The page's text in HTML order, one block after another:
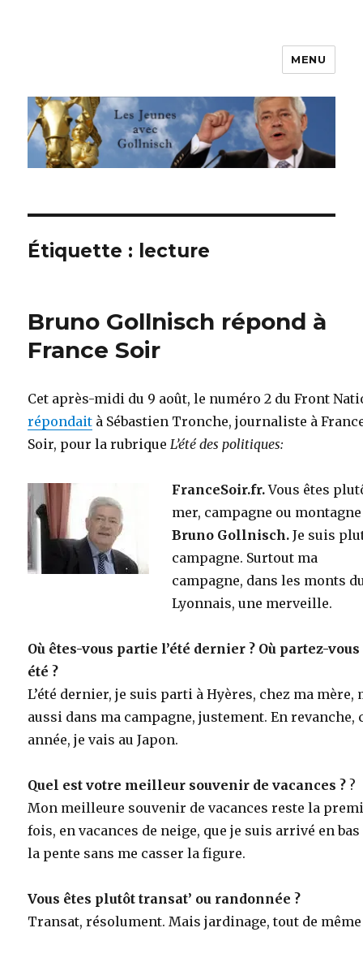
Les jeunes avec Gollnisch
MENU
Étiquette : lecture
Bruno Gollnisch répond à
France Soir
Cet après-midi du 9 août, le numéro 2 du Front
répondait à Sébastien Tronche, journaliste à
Soir, pour la rubriqueL’été des politiques:
FranceSoir.fr.Vous êtes
mer, campagne ou montagne
Bruno Gollnisch. Je suis
campagne. Surtout ma
campagne, dans les monts
Lyonnais, une merveille.
Où êtes-vous partie l’été dernier ? Où partez-vous
été ?
L’été dernier, je suis parti à Hyères, chez ma mère,
aussi dans ma campagne, justement. En revanche,
année, je vais au Japon.
Quel est votre meilleur souvenir de vacances ? ?
Mon meilleure souvenir de vacances reste la
fois, en vacances de neige, que je suis arrivé en bas
la pente sans me casser la figure.
Vous êtes plutôt transat’ ou randonnée ?
Transat, résolument. Mais jardinage, tout de même